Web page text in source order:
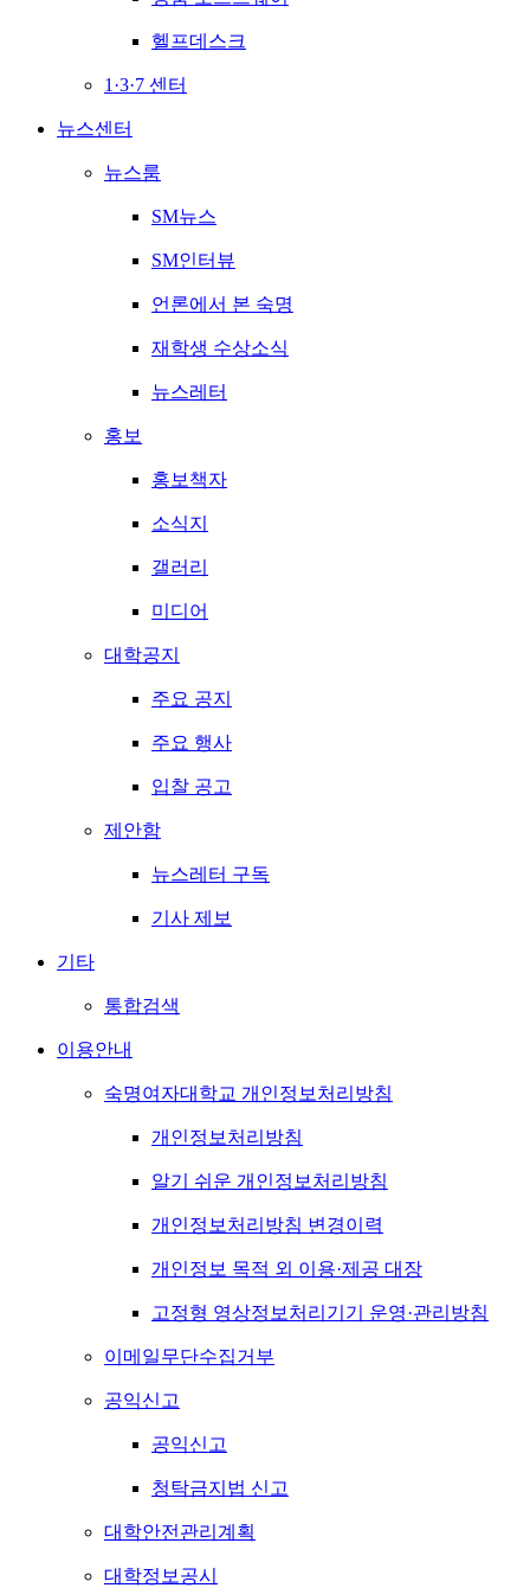
헬프데스크
1·3·7 센터
뉴스센터
뉴스룸
SM뉴스
SM인터뷰
언론에서 본 숙명
재학생 수상소식
뉴스레터
홍보
홍보책자
소식지
갤러리
미디어
대학공지
주요 공지
주요 행사
입찰 공고
제안함
뉴스레터 구독
기사 제보
기타
통합검색
이용안내
숙명여자대학교 개인정보처리방침
개인정보처리방침
알기 쉬운 개인정보처리방침
개인정보처리방침 변경이력
개인정보 목적 외 이용·제공 대장
고정형 영상정보처리기기 운영·관리방침
이메일무단수집거부
공익신고
공익신고
청탁금지법 신고
대학안전관리계획
대학정보공시